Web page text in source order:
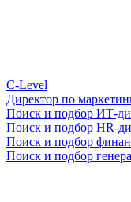
С-Level
Директор по
Поиск и подбор ИТ-
Поиск и подбор HR-
Поиск и подбор
Поиск и подбор